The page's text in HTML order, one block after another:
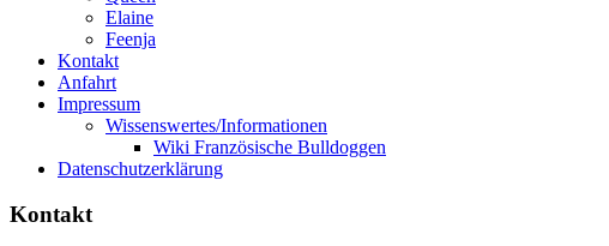
Elaine
Feenja
Kontakt
Anfahrt
Impressum
Wissenswertes/Informationen
Wiki Französische Bulldoggen
Datenschutzerklärung
Kontakt